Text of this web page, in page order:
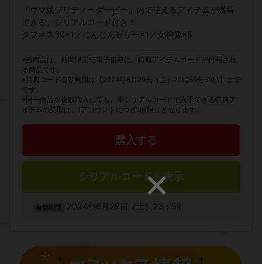
「ウマ娘プリティーダービー」内で使えるアイテムが獲得
できる、シリアルコード付き！
タフネス30×1／にんじんゼリー×1／女神像×5
※当商品は、期間限定で電子書籍に、特典アイテムコードが付与され
る商品です。
※特典コード有効期限は【2024年6月29日（土）23時59分59秒】まで
です。
※同一商品を複数購入しても、本シリアルコードで入手できる特典ア
イテムの受取は、1アカウントにつき1回限りとなります。
購入する
シリアルコードを表示
有効期限 2024年6月29日（土）23：59